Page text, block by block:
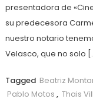
presentadora de
su predecesora
nuestro notario
Velasco, que no solo
Tagged Beatriz
Pablo Motos , Thais